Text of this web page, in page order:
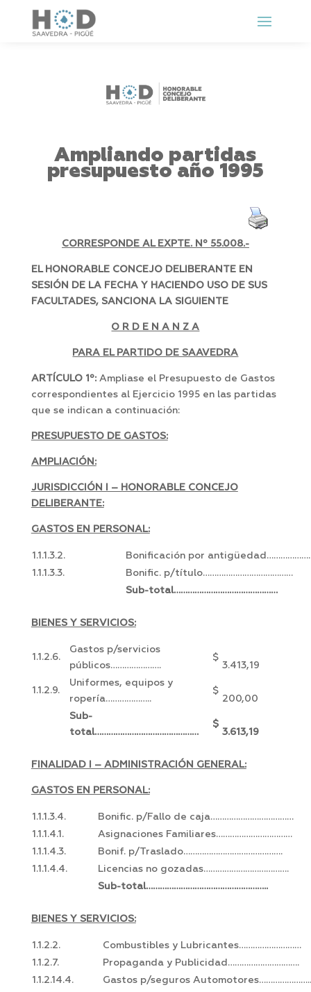
Ampliando partidas
presupuesto año 1995
CORRESPONDE AL EXPTE. Nº 55.008.-
EL HONORABLE CONCEJO DELIBERANTE EN
SESIÓN DE LA FECHA Y HACIENDO USO DE SUS
FACULTADES, SANCIONA LA SIGUIENTE
O R D E N A N Z A
PARA EL PARTIDO DE SAAVEDRA
ARTÍCULO 1º: Ampliase el Presupuesto de Gastos
correspondientes al Ejercicio 1995 en las partidas
que se indican a continuación:
PRESUPUESTO DE GASTOS:
AMPLIACIÓN:
JURISDICCIÓN I – HONORABLE CONCEJO
DELIBERANTE:
GASTOS EN PERSONAL:
1.1.1.3.2.
Bonificación por
1.1.1.3.3.
Bonific. p/título…………………………………
Sub-total………………………………………
BIENES Y SERVICIOS:
1.1.2.6.
Gastos p/servicios
públicos………………….
$
3.413,19
1.1.2.9.
Uniformes, equipos y
ropería………………..
$
200,00
Sub-
total………………………………………
$
3.613,19
FINALIDAD I – ADMINISTRACIÓN GENERAL:
GASTOS EN PERSONAL:
1.1.1.3.4.
Bonific. p/Fallo de caja………………………………
1.1.1.4.1.
Asignaciones Familiares……………………………
1.1.1.4.3.
Bonif. p/Traslado…………………………………….
1.1.1.4.4.
Licencias no gozadas……………………………….
Sub-total……………………………………………..
BIENES Y SERVICIOS:
1.1.2.2.
Combustibles y Lubricantes………………………
1.1.2.7.
Propaganda y Publicidad………………………….
1.1.2.14.4.
Gastos p/seguros Automotores…………………..